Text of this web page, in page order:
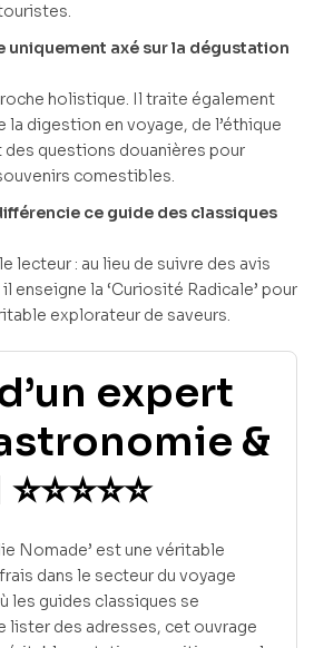
uniquement axé sur la dégustation
holistique. Il traite également
la digestion en voyage, de l’éthique
des questions douanières pour
comestibles.
ce guide des classiques
lecteur : au lieu de suivre des avis
enseigne la ‘Curiosité Radicale’ pour
explorateur de saveurs.
expert
&
Nomade’ est une véritable
dans le secteur du voyage
les guides classiques se
lister des adresses, cet ouvrage